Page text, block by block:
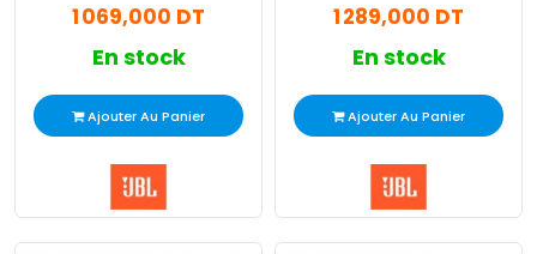
1 069,000 DT
En stock
Ajouter Au Panier
1 289,000 DT
En stock
Ajouter Au Panier